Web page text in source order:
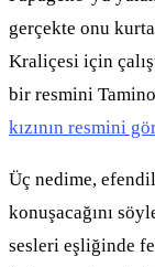
gerçekte onu
Kraliçesi için
bir resmini
kızının resmini
Üç nedime,
konuşacağını
sesleri eşliğinde